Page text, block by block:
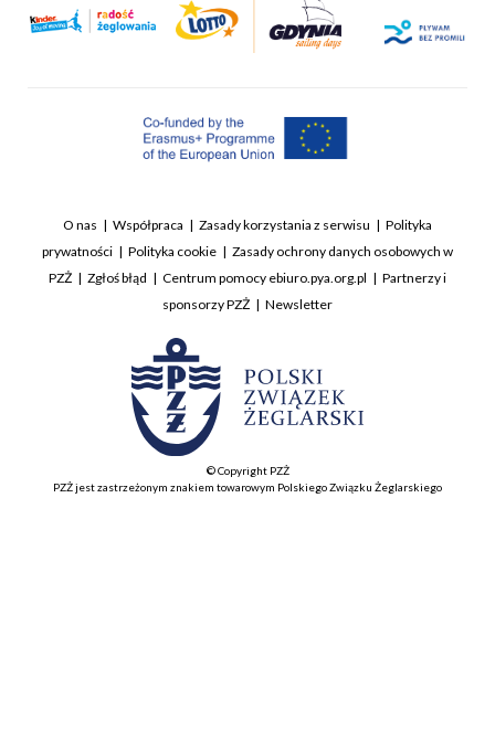
O nas Współpraca Zasady korzystania z serwisu
Polityka
prywatności
Polityka cookie
Zasady ochrony danych osobowych w
PZŻ
Zgłoś błąd Centrum pomocy ebiuro.pya.org.pl
Partnerzy i
sponsorzy PZŻ
Newsletter
© Copyright PZŻ
PZŻ jest zastrzeżonym znakiem towarowym Polskiego Związku Żeglarskiego